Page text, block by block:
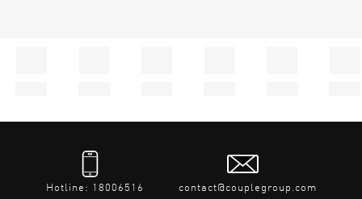
Hotline: 18006516 contact@couplegroup.com